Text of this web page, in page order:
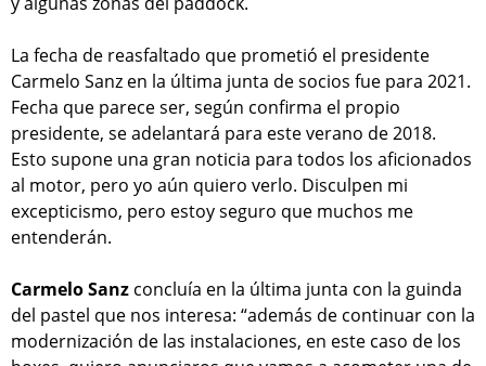
La fecha de reasfaltado que prometió el presidente
Carmelo Sanz en la última junta de socios fue para 2021.
Fecha que parece ser, según confirma el propio
presidente, se adelantará para este verano de 2018.
Esto supone una gran noticia para todos los aficionados
al motor, pero yo aún quiero verlo. Disculpen mi
excepticismo, pero estoy seguro que muchos me
entenderán.
Carmelo Sanz concluía en la última junta con la guinda
del pastel que nos interesa: “además de continuar con la
modernización de las instalaciones, en este caso de los